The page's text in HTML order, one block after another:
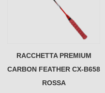
RACCHETTA PREMIUM
CARBON FEATHER CX-B658
ROSSA